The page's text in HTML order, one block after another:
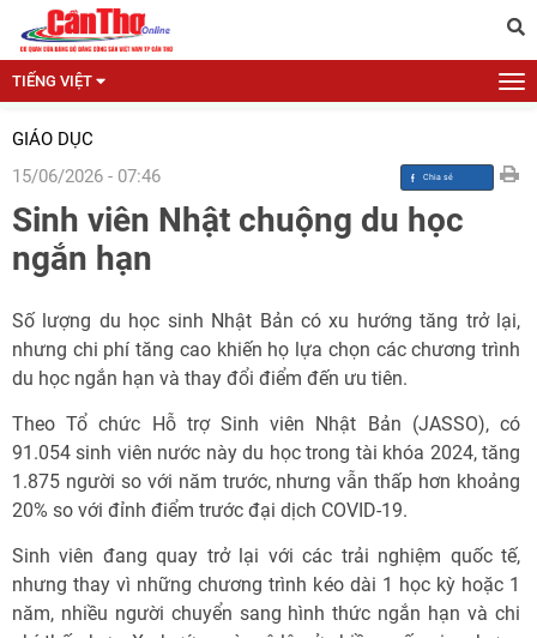
TIẾNG VIỆT
GIÁO DỤC
15/06/2026 - 07:46
Sinh viên Nhật chuộng du học
ngắn hạn
Số lượng du học sinh Nhật Bản có xu hướng tăng trở lại,
nhưng chi phí tăng cao khiến họ lựa chọn các chương trình
du học ngắn hạn và thay đổi điểm đến ưu tiên.
Theo Tổ chức Hỗ trợ Sinh viên Nhật Bản (JASSO), có
91.054 sinh viên nước này du học trong tài khóa 2024, tăng
1.875 người so với năm trước, nhưng vẫn thấp hơn khoảng
20% so với đỉnh điểm trước đại dịch COVID-19.
Sinh viên đang quay trở lại với các trải nghiệm quốc tế,
nhưng thay vì những chương trình kéo dài 1 học kỳ hoặc 1
năm, nhiều người chuyển sang hình thức ngắn hạn và chi